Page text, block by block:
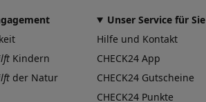
Kindern
der Natur
Unser Service für Sie
Hilfe und Kontakt
CHECK24 App
CHECK24 Gutscheine
CHECK24 Punkte